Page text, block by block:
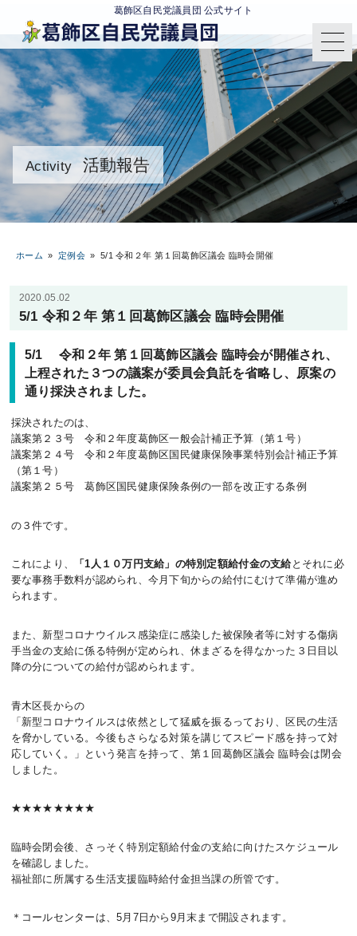
葛飾区自民党議員団 公式サイト
Activity 活動報告
ホーム »定例会»5/1 令和２年 第１回葛飾区議会 臨時会開催
2020.05.02
5/1 令和２年 第１回葛飾区議会 臨時会開催
5/1 令和２年 第１回葛飾区議会 臨時会が開催され、
上程された３つの議案が委員会負託を省略し、原案の
通り採決されました。
採決されたのは、
議案第２３号 令和２年度葛飾区一般会計補正予算（第１号）
議案第２４号 令和２年度葛飾区国民健康保険事業特別会計補正予算
（第１号）
議案第２５号 葛飾区国民健康保険条例の一部を改正する条例
の３件です。
これにより、 「1人１０万円支給」の特別定額給付金の支給とそれに必
要な事務手数料が認められ、今月下旬からの給付にむけて準備が進め
られます。
また、新型コロナウイルス感染症に感染した被保険者等に対する傷病
手当金の支給に係る特例が定められ、休まざるを得なかった３日目以
降の分についての給付が認められます。
青木区長からの
「新型コロナウイルスは依然として猛威を振るっており、区民の生活
を脅かしている。今後もさらなる対策を講じてスピード感を持って対
応していく。」という発言を持って、第１回葛飾区議会 臨時会は閉会
しました。
★★★★★★★★
臨時会閉会後、さっそく特別定額給付金の支給に向けたスケジュール
を確認しました。
福祉部に所属する生活支援臨時給付金担当課の所管です。
＊コールセンターは、5月7日から9月末まで開設されます。